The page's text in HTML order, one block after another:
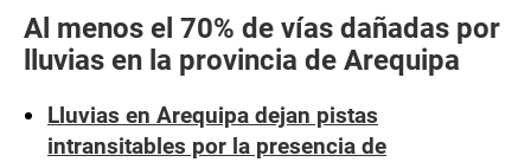
Al menos el 70% de vías dañadas por
lluvias en la provincia de Arequipa
Lluvias en Arequipa dejan pistas
intransitables por la presencia de